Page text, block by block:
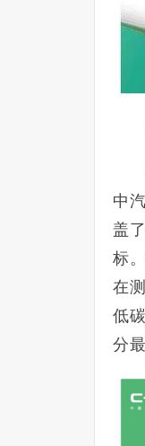
中
盖
标
在
低
分